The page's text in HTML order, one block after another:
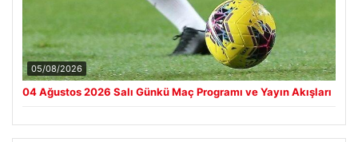
05/08/2026
04 Ağustos 2026 Salı Günkü Maç Programı ve Yayın Akışları